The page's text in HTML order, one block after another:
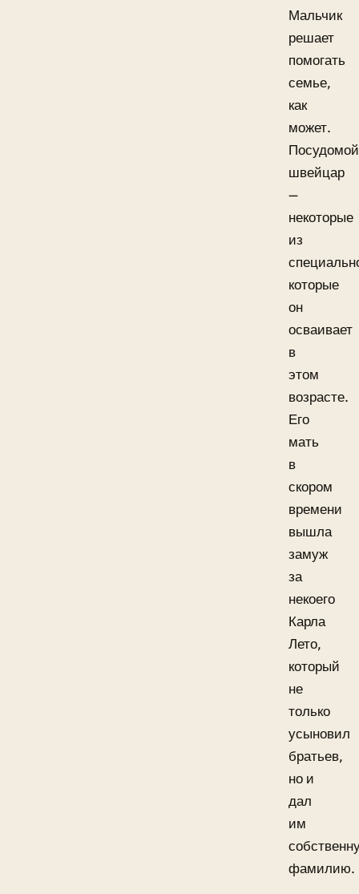
Мальчик
решает
помогать
семье,
как
может.
швейцар
—
некоторые
из
которые
он
осваивает
в
этом
возрасте.
Его
мать
в
скором
времени
вышла
замуж
за
некоего
Карла
Лето,
который
не
только
усыновил
братьев,
но и
дал
им
фамилию.